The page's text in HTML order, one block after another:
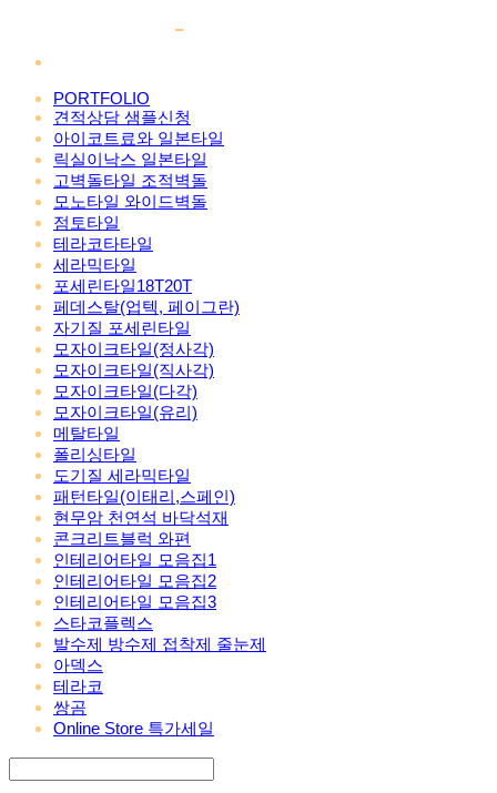
PORTFOLIO
견적상담 샘플신청
아이코트료와 일본타일
릭실이낙스 일본타일
고벽돌타일 조적벽돌
모노타일 와이드벽돌
점토타일
테라코타타일
세라믹타일
포세린타일18T20T
페데스탈(업텍, 페이그란)
자기질 포세린타일
모자이크타일(정사각)
모자이크타일(직사각)
모자이크타일(다각)
모자이크타일(유리)
메탈타일
폴리싱타일
도기질 세라믹타일
패턴타일(이태리,스페인)
현무암 천연석 바닥석재
콘크리트블럭 와편
인테리어타일 모음집1
인테리어타일 모음집2
인테리어타일 모음집3
스타코플렉스
발수제 방수제 접착제 줄눈제
아덱스
테라코
쌍곰
Online Store 특가세일